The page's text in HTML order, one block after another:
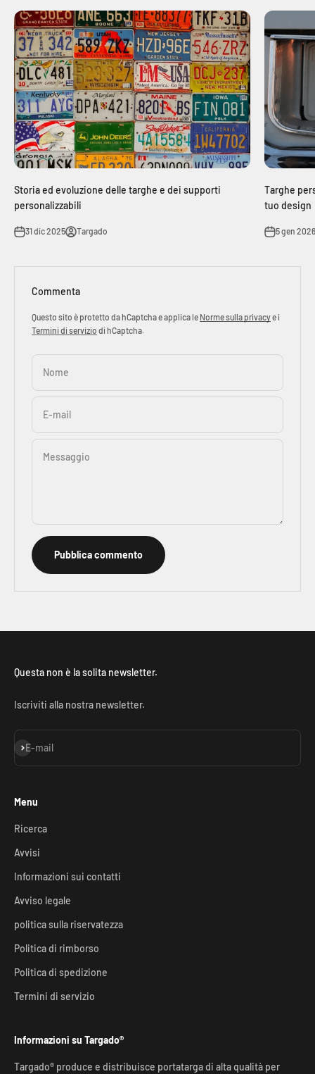
Storia ed evoluzione delle targhe e dei supporti
personalizzabili
31 dic 2025 Targado
Targhe
tuo design
5 gen 2026
Commenta
Questo sito è protetto da hCaptcha e applica le Norme sulla privacye i
Termini di servizio di hCaptcha.
Nome
E-mail
Messaggio
Pubblica commento
Questa non è la solita newsletter.
Iscriviti alla nostra newsletter.
E-mail
Iscriviti alla newsletter
Menu
Ricerca
Avvisi
Informazioni sui contatti
Avviso legale
politica sulla riservatezza
Politica di rimborso
Politica di spedizione
Termini di servizio
Informazioni su Targado®
Targado® produce e distribuisce portatarga di alta qualità per